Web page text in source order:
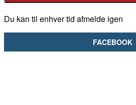
Du kan til enhver tid afmelde igen
FACEBOOK